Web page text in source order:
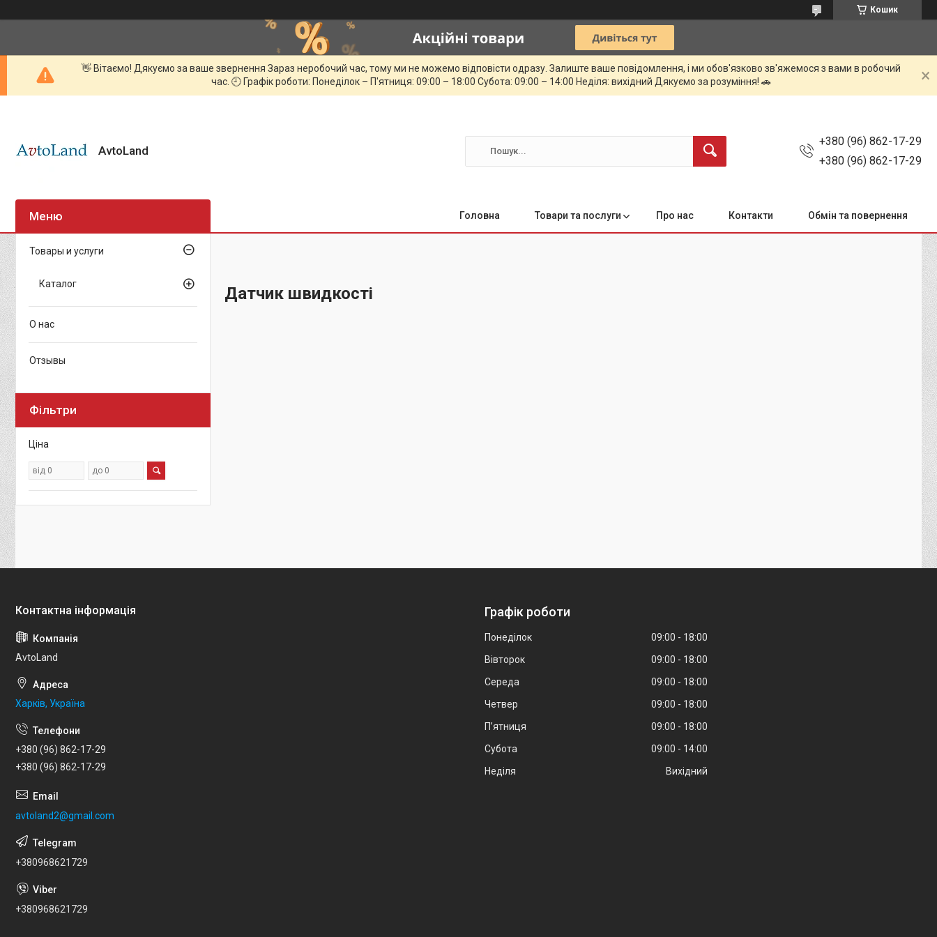
Кошик
👋 Вітаємо! Дякуємо за ваше звернення Зараз неробочий час, тому ми не можемо відповісти одразу. Залиште ваше повідомлення, і ми обов'язково зв'яжемося з вами в робочий
час. 🕘 Графік роботи: Понеділок – П'ятниця: 09:00 – 18:00 Субота: 09:00 – 14:00 Неділя: вихідний Дякуємо за розуміння! 🚗
AvtoLand
+380 (96) 862-17-29
+380 (96) 862-17-29
Головна Товари та послуги Про нас Контакти Обмін та повернення
Датчик швидкості
Товары и услуги
Каталог
О нас
Отзывы
Фільтри
Ціна
AvtoLand
Харків, Україна
+380 (96) 862-17-29
+380 (96) 862-17-29
avtoland2@gmail.com
+380968621729
+380968621729
Графік роботи
Понеділок 09:00
18:00
Вівторок
09:00
18:00
Середа
09:00
18:00
Четвер
09:00
18:00
Пʼятниця
09:00
18:00
Субота
09:00
14:00
Неділя
Вихідний